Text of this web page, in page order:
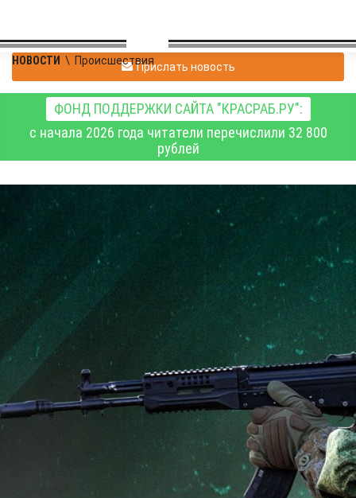
НОВОСТИ \ ПроисшествияПрислать новость
ФОНД ПОДДЕРЖКИ САЙТА "КРАСРАБ.РУ":
с начала 2026 года читатели перечислили 32 800
рублей
Сводка Минобороны РФ
о ходе специальной
военной операции на 17
июня 2025 года
Происшествия
17.06.2025 17:34 1397